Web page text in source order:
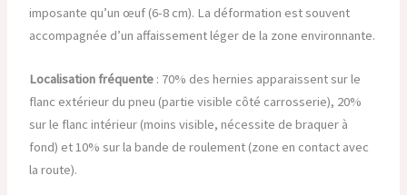
imposante qu’un œuf (6-8 cm). La déformation est souvent
accompagnée d’un affaissement léger de la zone environnante.
Localisation fréquente: 70% des hernies apparaissent sur le
flanc extérieur du pneu (partie visible côté carrosserie), 20%
sur le flanc intérieur (moins visible, nécessite de braquer à
fond) et 10% sur la bande de roulement (zone en contact avec
la route).